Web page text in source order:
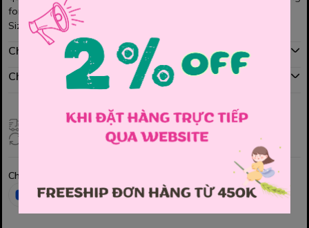
form xinh lắm nha cả nhà ơi
Size : 110, 120, 130, 140, 150, 160
Chính sách mua hàng
Chính sách đổi hàng
Giao hàng toàn quốc
Đổi hàng 3 ngày (HCM), 7 ngày (Tỉnh)
Chia sẻ